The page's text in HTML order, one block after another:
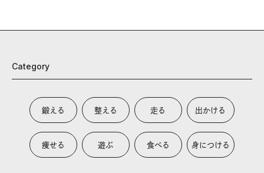
Category
鍛える 整える 走る 出かける
痩せる 遊ぶ 食べる 身につける